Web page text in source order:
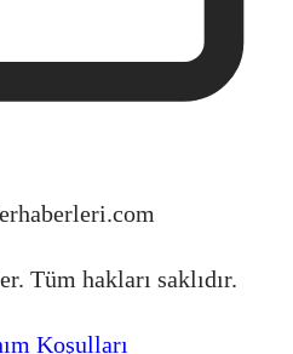
Tüm hakları saklıdır.
Koşulları